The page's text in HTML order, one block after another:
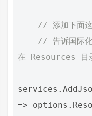
// 添加下面
// 告诉国际化
在 Resources 目
services .
=>
options .